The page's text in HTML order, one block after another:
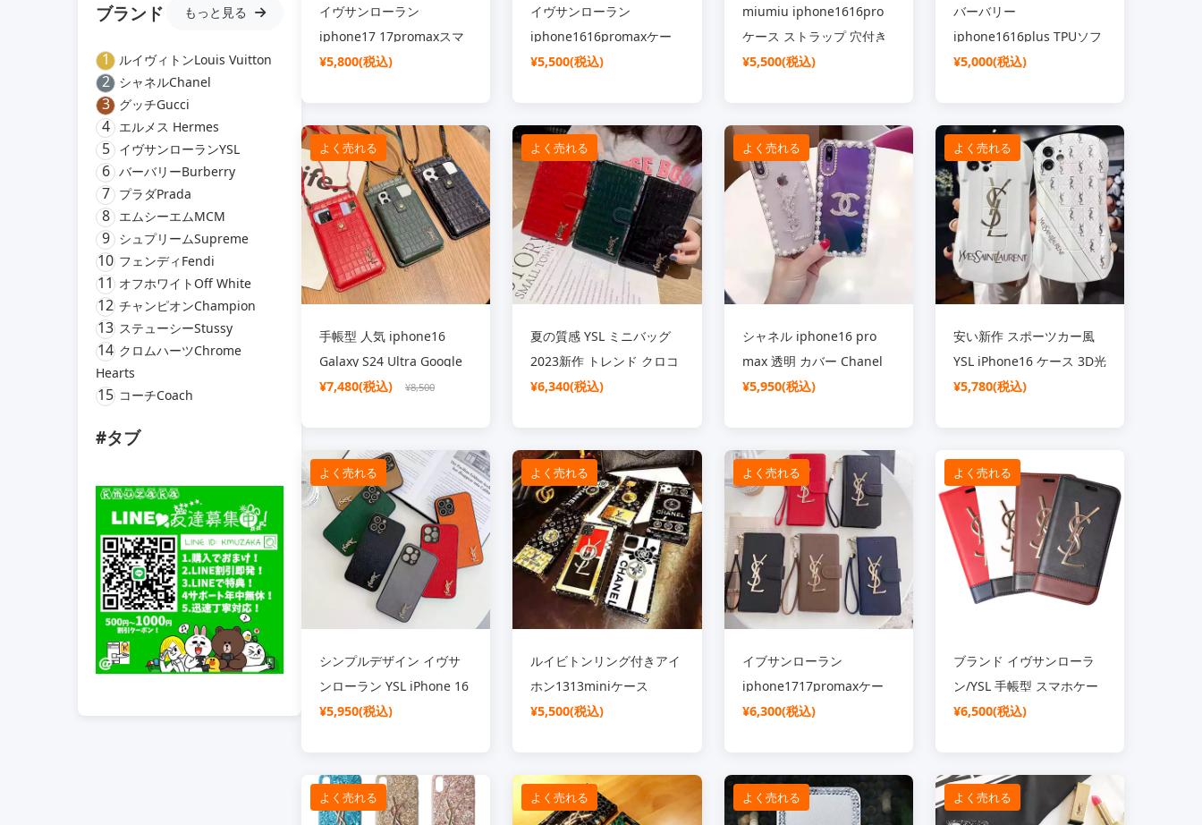
ブランド もっと見る
1 ルイヴィトンLouis Vuitton
2 シャネルChanel
3 グッチGucci
4 エルメス Hermes
5 イヴサンローランYSL
6 バーバリーBurberry
7 プラダPrada
8 エムシーエムMCM
9 シュプリームSupreme
10 フェンディFendi
11 オフホワイトOff White
12 チャンピオンChampion
13 ステューシーStussy
14 クロムハーツChrome
Hearts
15 コーチCoach
#タブ
イヴサンローラン
iphone17 17promaxスマ
ホケース キラキラ 輝くラ
ソフト 耐衝撃 TPUケース
ハイブランド
iphone1515proケース レ
デイース ギフト プレゼン
ト
¥5,800(税込)
イヴサンローラン
iphone1616promaxケー
ス カメラレンズ保護 新品
大人 おしゃれ ブランドロ
ゴ iphone1413proカバー
指紋防止 かっこいい
¥5,500(税込)
miumiu iphone1616pro
ケース ストラップ 穴付き
カラフル YSL
防止 ハイブランドiphone
14 13ケース レデイース シ
ョルダー オシャレ
¥5,500(税込)
バーバリー
iphone1616plus TPUソフ
トケース ブラック 流行り
マホケース 軽量 薄型 耐衝
撃 ハイブランド
iphone14pro1312ケース
おしゃれ
¥5,000(税込)
よく売れる
手帳型 人気 iphone16
Galaxy S24 Ultra Google
Pixel 9Pro Aquos R9
ーラン 革 ケースカバー
SC21040718
¥7,480(税込) ¥8,500
よく売れる
夏の質感 YSL ミニバッグ
2023新作 トレンド クロコ
ダイル風 チェーン付き 斜
ン SC21040717
¥6,340(税込)
よく売れる
シャネル iphone16 pro
max 透明 カバー Chanel
iPhone 16plus/16 携帯ケ
SC21032501
¥5,950(税込)
よく売れる
安い新作 スポーツカー風
YSL iPhone16 ケース 3D光
沢 カートゥーンデザイン
¥5,780(税込)
よく売れる
シンプルデザイン イヴサ
ンローラン YSL iPhone 16
Pro Max ケース 無地 金属
¥5,950(税込)
よく売れる
ルイビトンリング付きアイ
ホン1313miniケース
Chanel iPhone13Pro Max
ャネル 花柄 iphone12
pro12pro max カバー ル
¥5,500(税込)
よく売れる
イブサンローラン
iphone1717promaxケー
ス 手帳型 スライド式
ス スタンド機能 YLS アイ
フォン151413ケース スト
¥6,300(税込)
よく売れる
ブランド イヴサンローラ
ン/YSL 手帳型 スマホケー
ス
¥6,500(税込)
よく売れる よく売れる よく売れる よく売れる